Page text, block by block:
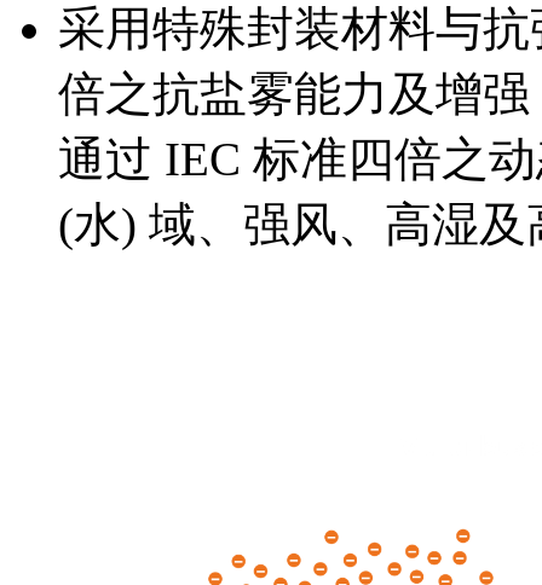
采用特殊封装材料与抗
倍之抗盐雾能力及增强
通过 IEC 标准四倍之动
(水) 域、强风、高